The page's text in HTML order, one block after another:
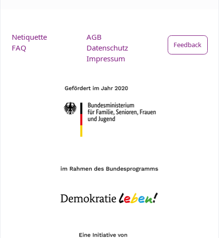
Netiquette
FAQ
AGB
Datenschutz
Impressum
Feedback